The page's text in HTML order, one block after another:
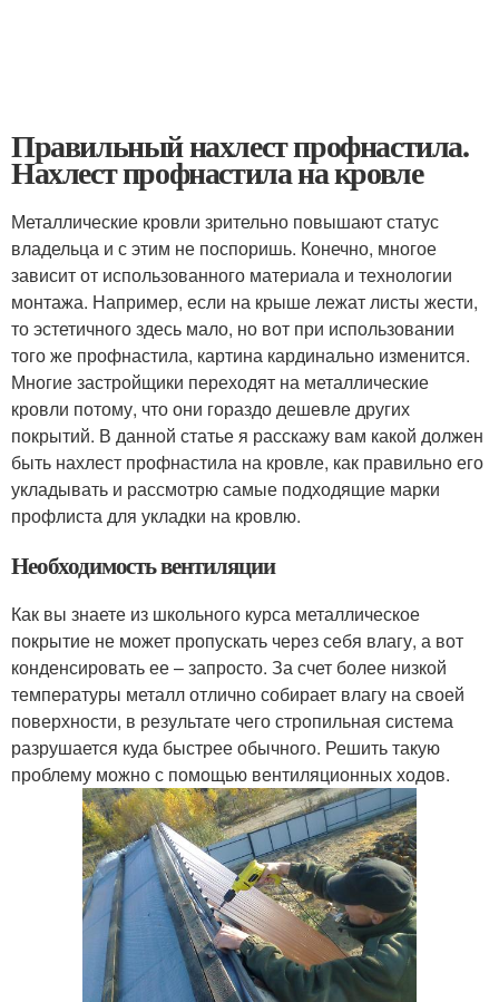
Правильный нахлест профнастила.
Нахлест профнастила на кровле
Металлические кровли зрительно повышают статус
владельца и с этим не поспоришь. Конечно, многое
зависит от использованного материала и технологии
монтажа. Например, если на крыше лежат листы жести,
то эстетичного здесь мало, но вот при использовании
того же профнастила, картина кардинально изменится.
Многие застройщики переходят на металлические
кровли потому, что они гораздо дешевле других
покрытий. В данной статье я расскажу вам какой должен
быть нахлест профнастила на кровле, как правильно его
укладывать и рассмотрю самые подходящие марки
профлиста для укладки на кровлю.
Необходимость вентиляции
Как вы знаете из школьного курса металлическое
покрытие не может пропускать через себя влагу, а вот
конденсировать ее – запросто. За счет более низкой
температуры металл отлично собирает влагу на своей
поверхности, в результате чего стропильная система
разрушается куда быстрее обычного. Решить такую
проблему можно с помощью вентиляционных ходов.